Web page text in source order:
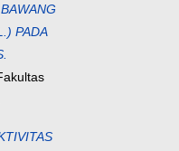
PADA